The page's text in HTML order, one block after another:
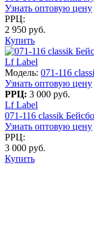
Узнать оптовую цену
РРЦ:
2 950 руб.
Купить
Lf Label
Модель: 071-116
Узнать оптовую цену
РРЦ: 3 000 руб.
Lf Label
071-116 classik
Узнать оптовую цену
РРЦ:
3 000 руб.
Купить